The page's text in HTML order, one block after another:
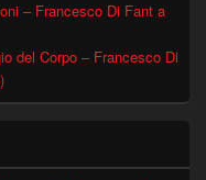
– Francesco Di Fant a
del Corpo – Francesco Di